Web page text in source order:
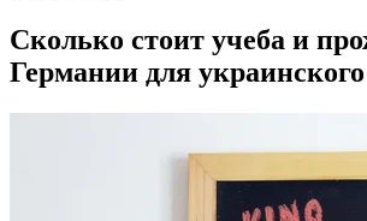
Сколько стоит учеба и
Германии для украинского